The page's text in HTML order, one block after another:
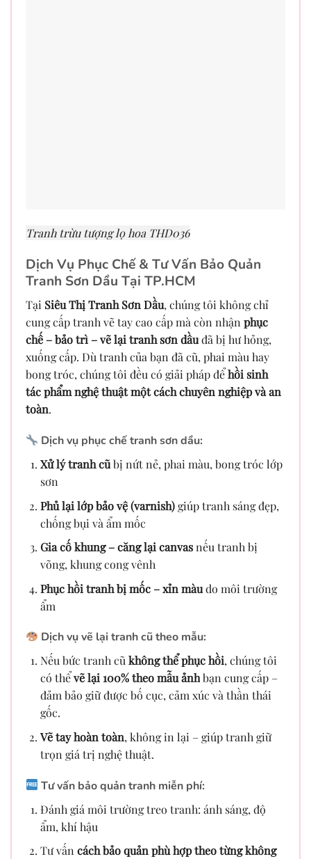
Tranh trừu tượng lọ hoa THD036
Dịch Vụ Phục Chế & Tư Vấn Bảo Quản
Tranh Sơn Dầu Tại TP.HCM
Tại Siêu Thị Tranh Sơn Dầu, chúng tôi không chỉ
cung cấp tranh vẽ tay cao cấp mà còn nhận phục
chế – bảo trì – vẽ lại tranh sơn dầuđã bị hư hỏng,
xuống cấp. Dù tranh của bạn đã cũ, phai màu hay
bong tróc, chúng tôi đều có giải pháp đểhồi sinh
tác phẩm nghệ thuật một cách chuyên nghiệp và an
toàn.
Dịch vụ phục chế tranh sơn dầu:
Xử lý tranh cũbị nứt nẻ, phai màu, bong tróc lớp
sơn
Phủ lại lớp bảo vệ (varnish)giúp tranh sáng đẹp,
chống bụi và ẩm mốc
Gia cố khung – căng lại canvasnếu tranh bị
võng, khung cong vênh
Phục hồi tranh bị mốc – xỉn màudo môi trường
ẩm
Dịch vụ vẽ lại tranh cũ theo mẫu:
Nếu bức tranh cũkhông thể phục hồi, chúng tôi
có thểvẽ lại 100% theo mẫu ảnhbạn cung cấp –
đảm bảo giữ được bố cục, cảm xúc và thần thái
gốc.
Vẽ tay hoàn toàn, không in lại – giúp tranh giữ
trọn giá trị nghệ thuật.
Tư vấn bảo quản tranh miễn phí:
Đánh giá môi trường treo tranh: ánh sáng, độ
ẩm, khí hậu
Tư vấncách bảo quản phù hợp theo từng không